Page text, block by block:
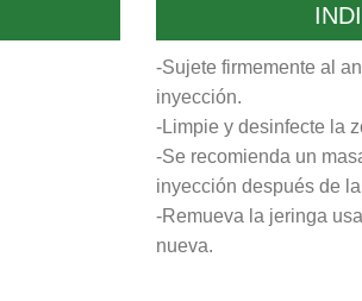
-Sujete firmemente al
inyección.
-Limpie y desinfecte la
-Se recomienda un
inyección después de
-Remueva la jeringa
nueva.